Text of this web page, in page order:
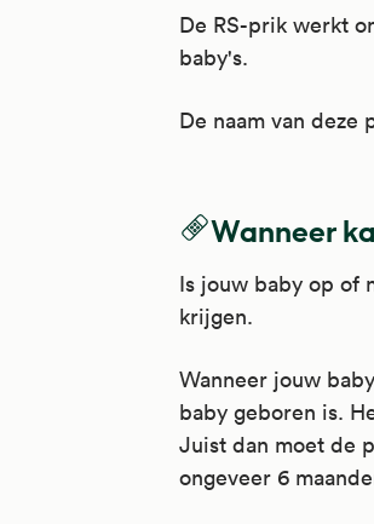
De RS-prik werkt
baby's.
De naam van deze
Wanneer
Is jouw baby op of
krijgen.
Wanneer jouw
baby geboren is.
Juist dan moet de
ongeveer 6